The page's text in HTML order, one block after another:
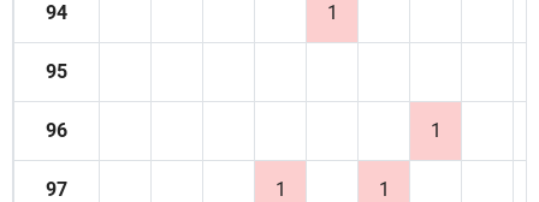
94 1
95
96 1
97 1 1